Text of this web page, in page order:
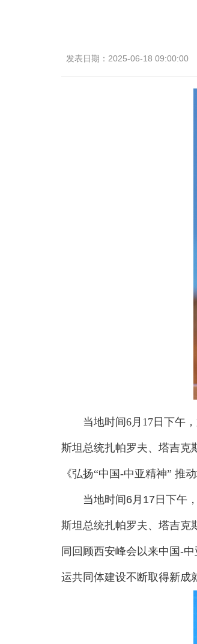
发表日期： 2025-06-18 09:00:00
当地时间6月17日下午
斯坦总统扎帕罗夫、塔吉克
《弘扬“中国-中亚精神” 推
当地时间6月17日下午，
斯坦总统扎帕罗夫、塔吉克
同回顾西安峰会以来中国-
运共同体建设不断取得新成